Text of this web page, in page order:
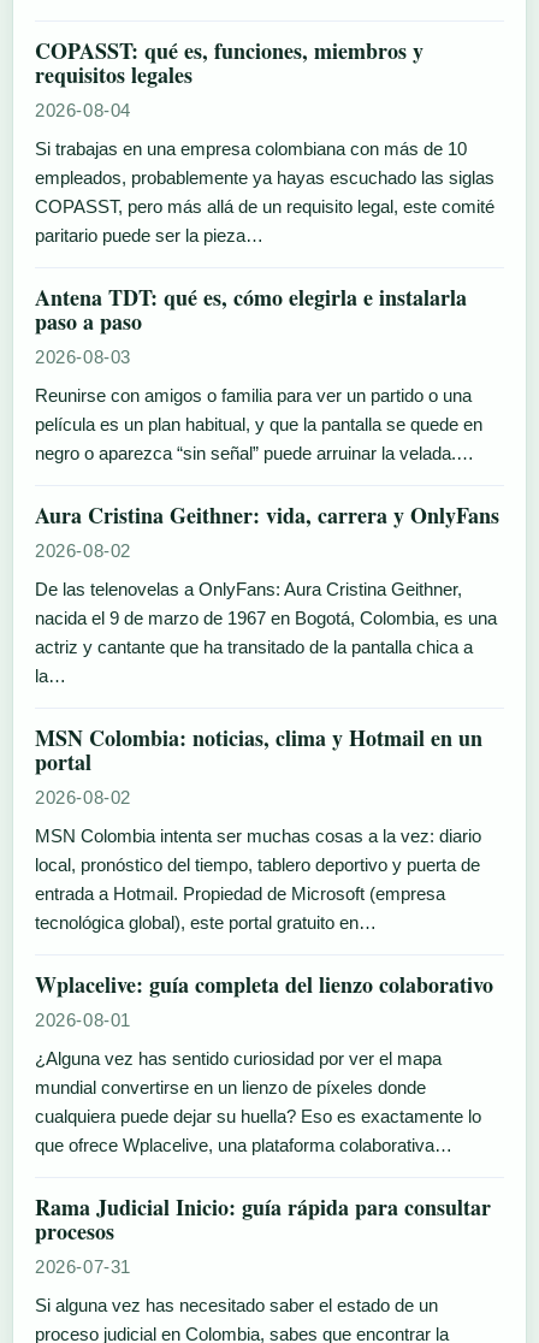
COPASST: qué es, funciones, miembros y
requisitos legales
2026-08-04
Si trabajas en una empresa colombiana con más de 10
empleados, probablemente ya hayas escuchado las siglas
COPASST, pero más allá de un requisito legal, este comité
paritario puede ser la pieza…
Antena TDT: qué es, cómo elegirla e instalarla
paso a paso
2026-08-03
Reunirse con amigos o familia para ver un partido o una
película es un plan habitual, y que la pantalla se quede en
negro o aparezca “sin señal” puede arruinar la velada.…
Aura Cristina Geithner: vida, carrera y OnlyFans
2026-08-02
De las telenovelas a OnlyFans: Aura Cristina Geithner,
nacida el 9 de marzo de 1967 en Bogotá, Colombia, es una
actriz y cantante que ha transitado de la pantalla chica a
la…
MSN Colombia: noticias, clima y Hotmail en un
portal
2026-08-02
MSN Colombia intenta ser muchas cosas a la vez: diario
local, pronóstico del tiempo, tablero deportivo y puerta de
entrada a Hotmail. Propiedad de Microsoft (empresa
tecnológica global), este portal gratuito en…
Wplacelive: guía completa del lienzo colaborativo
2026-08-01
¿Alguna vez has sentido curiosidad por ver el mapa
mundial convertirse en un lienzo de píxeles donde
cualquiera puede dejar su huella? Eso es exactamente lo
que ofrece Wplacelive, una plataforma colaborativa…
Rama Judicial Inicio: guía rápida para consultar
procesos
2026-07-31
Si alguna vez has necesitado saber el estado de un
proceso judicial en Colombia, sabes que encontrar la